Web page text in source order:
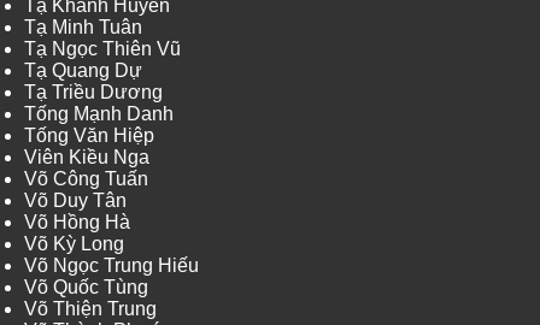
Tạ Khánh Huyền
Tạ Minh Tuân
Tạ Ngọc Thiên Vũ
Tạ Quang Dự
Tạ Triều Dương
Tống Mạnh Danh
Tống Văn Hiệp
Viên Kiều Nga
Võ Công Tuấn
Võ Duy Tân
Võ Hồng Hà
Võ Kỳ Long
Võ Ngọc Trung Hiếu
Võ Quốc Tùng
Võ Thiện Trung